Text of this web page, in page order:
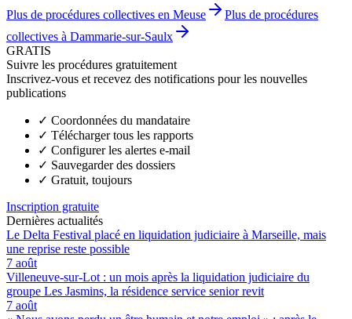
Plus de procédures collectives en Meuse
Plus de procédures
collectives à Dammarie-sur-Saulx
GRATIS
Suivre les procédures gratuitement
Inscrivez-vous et recevez des notifications pour les nouvelles
publications
✓ Coordonnées du mandataire
✓ Télécharger tous les rapports
✓ Configurer les alertes e-mail
✓ Sauvegarder des dossiers
✓ Gratuit, toujours
Inscription gratuite
Dernières actualités
Le Delta Festival placé en liquidation judiciaire à Marseille, mais
une reprise reste possible
7 août
Villeneuve-sur-Lot : un mois après la liquidation judiciaire du
groupe Les Jasmins, la résidence service senior revit
7 août